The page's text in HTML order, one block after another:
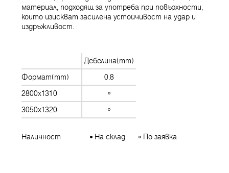
материал, подходящ за употреба при повърхности,
които изискват засилена устойчивост на удар и
издръжливост.
Дебелина(mm)
Формат(mm)
0.8
2800x1310
3050x1320
Наличност На склад По заявка